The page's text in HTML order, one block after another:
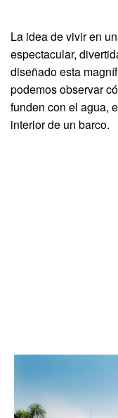
La idea de vivir en
espectacular,
diseñado esta
podemos observar
funden con el agua,
interior de un barco.